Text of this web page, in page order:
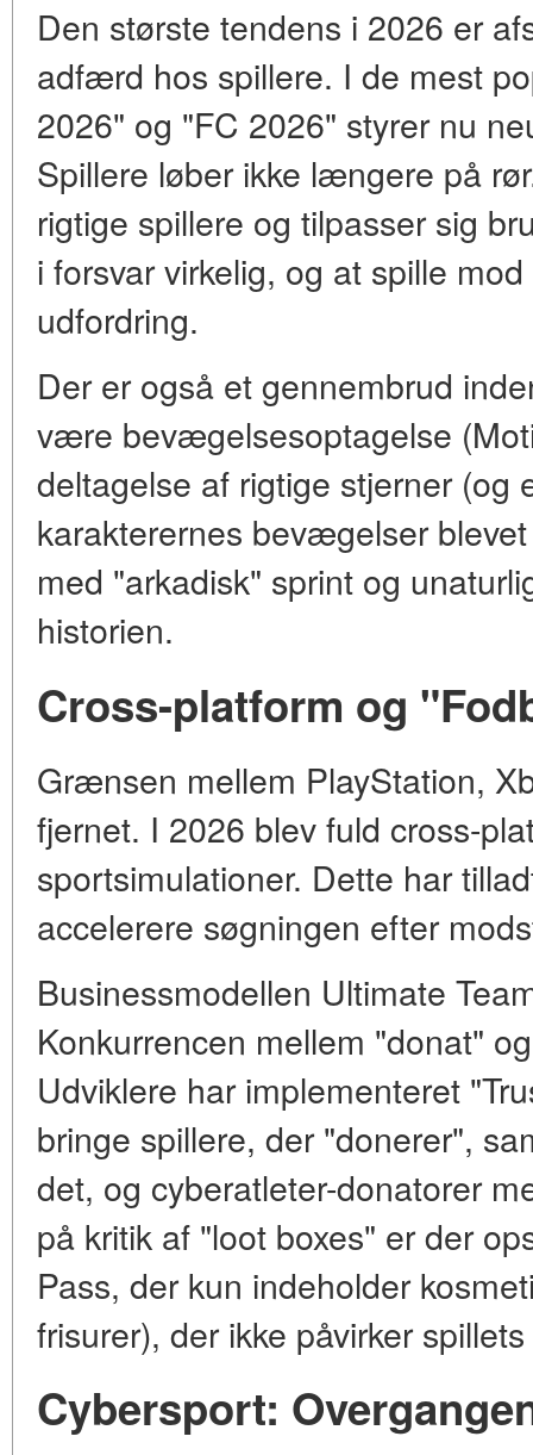
Den største tendens i 2026 er
adfærd hos spillere. I de mest
2026" og "FC 2026" styrer nu
Spillere løber ikke længere på
rigtige spillere og tilpasser sig
i forsvar virkelig, og at spille
udfordring.
Der er også et gennembrud
være bevægelsesoptagelse
deltagelse af rigtige stjerner (og
karakterernes bevægelser
med "arkadisk" sprint og
historien.
Cross-platform og
Grænsen mellem PlayStation,
fjernet. I 2026 blev fuld cross-
sportsimulationer. Dette har
accelerere søgningen efter
Businessmodellen Ultimate
Konkurrencen mellem "donat"
Udviklere har implementeret
bringe spillere, der "donerer",
det, og cyberatleter-donatorer
på kritik af "loot boxes" er der
Pass, der kun indeholder
frisurer), der ikke påvirker
Cybersport: